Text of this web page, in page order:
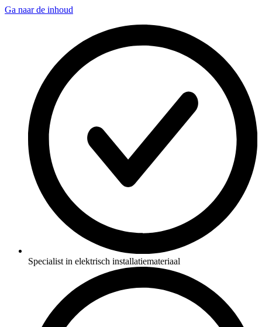
Ga naar de inhoud
Specialist in elektrisch installatiemateriaal